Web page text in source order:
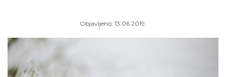
Objavljeno: 13.06.2019.